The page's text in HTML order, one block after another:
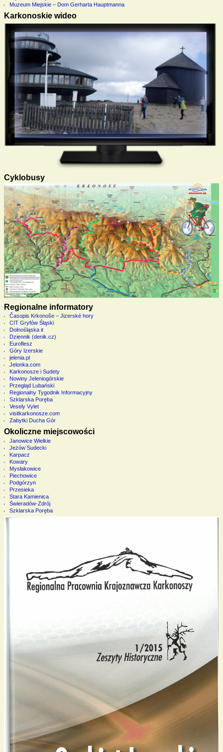
Muzeum Miejskie – Dom Gerharta Hauptmanna
Karkonoskie wideo
Cyklobusy
Regionalne informatory
Časopis Krkonoše – Jizerské hory
CIT Gryfów Śląski
Dolnośląska it
Dziennik (denik.cz)
Euroflesz
Góry Izerskie
jelenia.pl
Jelonka.com
Karkonosze i Sudety
Nowiny Jeleniogórskie
Przegląd Lubański
Regionalny Tygodnik Informacyjny
Szklarska Poręba
Vesely Vylet
visitkarkonosze.com
Zabytki Ducha Gór
Okoliczne miejscowości
Janowice Wielkie
Jeżów Sudecki
Karpacz
Kowary
Mysłakowice
Piechowice
Podgórzyn
Przesieka
Stara Kamienica
Świeradów-Zdrój
Szklarska Poręba